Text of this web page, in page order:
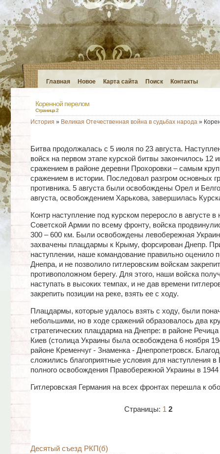
Главная Новое Карта сайта Поиск Контакты
Коренной перелом
Страница 2
История » Великая Отечественная война в судьбах народа»
Битва продолжалась с 5 июля по 23 августа.
войск на первом этапе курской битвы закончилось 12
сражением в районе деревни Прохоровки – самым
сражением в истории. Последовал разгром основных
противника. 5 августа были освобождены Орел и
августа, освобождением Харькова, завершилась
Контр наступление под курском переросло в августе в
Советской Армии по всему фронту, войска
300 – 600 км. Были освобождены левобережная
захвачены плацдармы к Крыму, форсирован Днепр.
наступлении, наше командование правильно оценило
Днепра, и не позволило гитлеровским войскам
противоположном берегу. Для этого, наши войска
наступать в высоких темпах, и не дав времени
закрепить позиции на реке, взять ее с ходу.
Плацдармы, которые удалось взять с ходу, были
небольшими, но в ходе сражений образовалось два
стратегических плацдарма на Днепре: в районе
Киев (столица Украины была освобождена 6 ноября
районе Кременчуг - Знаменка - Днепропетровск.
сложились благоприятные условия для наступления в
полного освобождения Правобережной Украины в 1944
Гитлеровская Германия на всех фронтах перешла к
Страницы: 1 2
Десятый съезд РКП(б)